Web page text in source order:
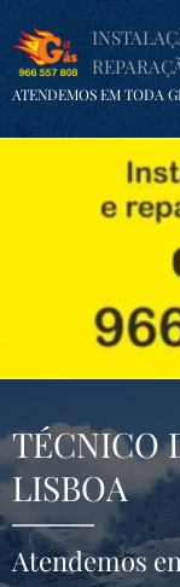
ATENDEMOS EM TODA
TÉCNICO
LISBOA
Atendemos